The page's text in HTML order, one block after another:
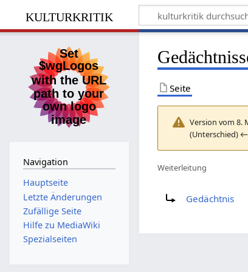
kulturkritik
Seite
Version vom 8.
(Unterschied)
Weiterleitung
Gedächtnis
Navigation
Hauptseite
Letzte Änderungen
Zufällige Seite
Hilfe zu MediaWiki
Spezialseiten